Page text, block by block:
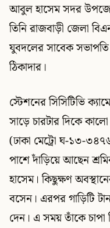
আবুল হাসেম সদর
তিনি রাজবাড়ী জেলা
যুবদলের সাবেক
ঠিকাদার।
স্টেশনের সিসিটিভি
সাড়ে চারটার দিকে
(ঢাকা মেট্রো ঘ-১৩-
পাশে দাঁড়িয়ে আছেন
হাসেম। কিছুক্ষণ
বসেন। এরপর গাড়িটি
দেন। এ সময় তাঁকে চাপা